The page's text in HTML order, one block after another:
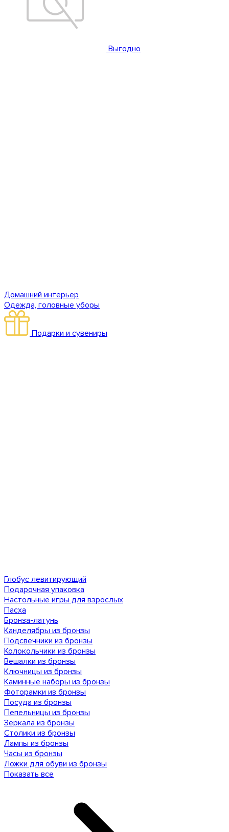
Выгодно
Домашний интерьер
Одежда, головные уборы
Подарки и сувениры
Глобус левитирующий
Подарочная упаковка
Настольные игры для взрослых
Пасха
Бронза-латунь
Канделябры из бронзы
Подсвечники из бронзы
Колокольчики из бронзы
Вешалки из бронзы
Ключницы из бронзы
Каминные наборы из бронзы
Фоторамки из бронзы
Посуда из бронзы
Пепельницы из бронзы
Зеркала из бронзы
Столики из бронзы
Лампы из бронзы
Часы из бронзы
Ложки для обуви из бронзы
Показать все